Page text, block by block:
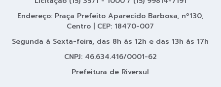
Endereço: Praça Prefeito Aparecido Barbosa, nº130,
Centro | CEP: 18470-007
Segunda à Sexta-feira, das 8h às 12h e das 13h às 17h
CNPJ: 46.634.416/0001-62
Prefeitura de Riversul